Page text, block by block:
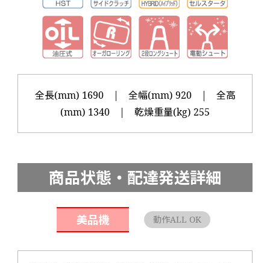
全長(mm) 1690 | 全幅(mm) 920 | 全高
(mm) 1340 | 乾燥重量(kg) 255
商品状態・配達発送詳細
美品機 動作ALL OK